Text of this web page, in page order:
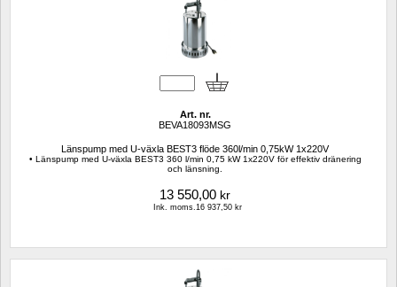
Art. nr.
BEVA18093MSG
Länspump med U-växla BEST3 flöde 360l/min 0,75kW 1x220V
• Länspump med U-växla BEST3 360 l/min 0,75 kW 1x220V för effektiv dränering
och länsning.
13 550,00 kr
Ink. moms.16 937,50 kr